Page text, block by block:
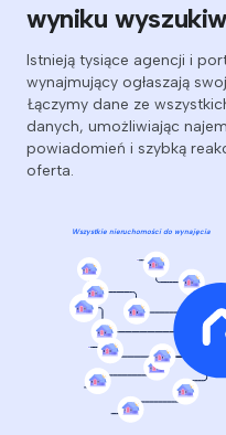
wyniku
Istnieją tysiące agencji i
wynajmujący ogłaszają
Łączymy dane ze
danych, umożliwiając
powiadomień i szybką
oferta.
Wszystkie nieruchomości do wynajęcia